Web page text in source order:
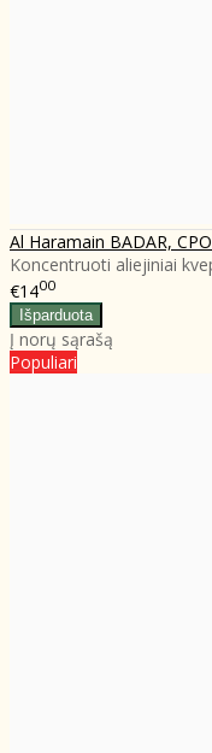
Al Haramain BADAR,
Koncentruoti aliejiniai
€1400
Į norų sąrašą
Populiari